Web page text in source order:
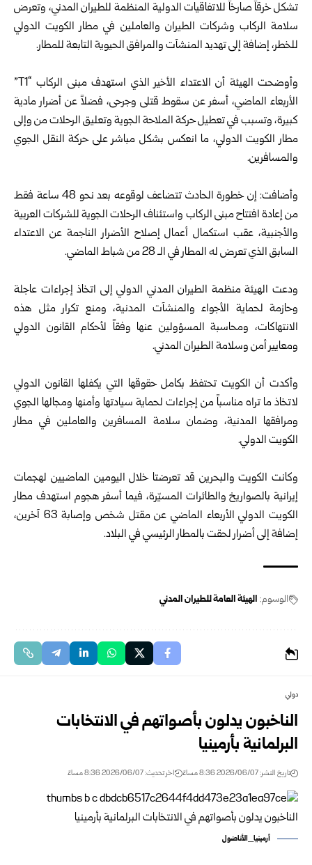
تشكل خرقاً صارخاً للاتفاقيات الدولية المنظمة للطيران المدني، وتعرض
سلامة الركاب وشركات الطيران والعاملين في مطار الكويت الدولي
للخطر، إضافة إلى تهديد المنشآت والمرافق الحيوية التابعة للمطار.
وأوضحت الهيئة أن الاعتداء الأخير الذي استهدف مبنى الركاب “T1”
الأربعاء الماضي، أسفر عن سقوط قتلى وجرحى، فضلاً عن أضرار مادية
كبيرة، وتسبب في تعطيل حركة الملاحة الجوية وتعليق الرحلات من وإلى
مطار الكويت الدولي، ما انعكس بشكل مباشر على حركة النقل الجوي
والمسافرين.
وأضافت: إن خطورة الحادث تتضاعف لوقوعه بعد نحو 48 ساعة فقط
من إعادة افتتاح مبنى الركاب واستئناف الرحلات الجوية للشركات العربية
والأجنبية، عقب استكمال أعمال إصلاح الأضرار الناجمة عن الاعتداء
السابق الذي تعرض له المطار في الـ 28 من شباط الماضي.
ودعت الهيئة منظمة الطيران المدني الدولي إلى اتخاذ إجراءات عاجلة
وحازمة لحماية الأجواء والمنشآت المدنية، ومنع تكرار مثل هذه
الانتهاكات، ومحاسبة المسؤولين عنها وفقاً لأحكام القانون الدولي
ومعايير أمن وسلامة الطيران المدني.
وأكدت أن الكويت تحتفظ بكامل حقوقها التي يكفلها القانون الدولي
لاتخاذ ما تراه مناسباً من إجراءات لحماية سيادتها وأمنها ومجالها الجوي
ومرافقها المدنية، وضمان سلامة المسافرين والعاملين في مطار
الكويت الدولي.
وكانت الكويت والبحرين قد تعرضتا خلال اليومين الماضيين لهجمات
إيرانية بالصواريخ والطائرات المسيّرة، فيما أسفر هجوم استهدف مطار
الكويت الدولي الأربعاء الماضي عن مقتل شخص وإصابة 63 آخرين،
إضافة إلى أضرار لحقت بالمطار الرئيسي في البلاد.
الوسوم: الهيئة العامة للطيران المدني
دولي
الناخبون يدلون بأصواتهم في الانتخابات
البرلمانية بأرمينيا
تاريخ النشر: 2026/06/07 8:36 مساءً اخر تحديث: 2026/06/07 8:36 مساءً
أرمينيا_الأناضول